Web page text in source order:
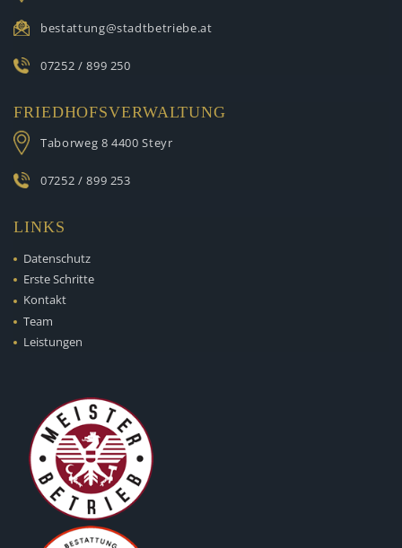
bestattung@stadtbetriebe.at
07252 / 899 250
FRIEDHOFSVERWALTUNG
Taborweg 8 4400 Steyr
07252 / 899 253
LINKS
Datenschutz
Erste Schritte
Kontakt
Team
Leistungen